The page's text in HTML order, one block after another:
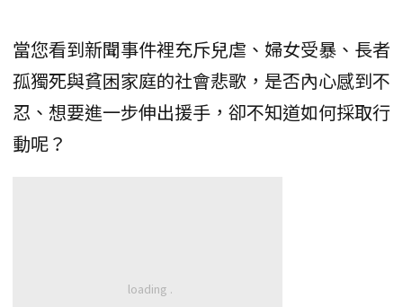
當您看到新聞事件裡充斥兒虐、婦女受暴、長者
孤獨死與貧困家庭的社會悲歌，是否內心感到不
忍、想要進一步伸出援手，卻不知道如何採取行
動呢？